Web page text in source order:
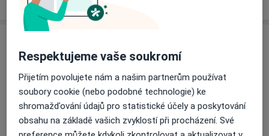
Poliklinika Kuklenská s.r.o.
Kuklenská 31, ,Brno 61500
Přiblížit mapuse otevře v nové záložce
Respektujeme vaše soukromí
Přijetím povolujete nám a našim partnerům používat
soubory cookie (nebo podobné technologie) ke
shromažďování údajů pro statistické účely a poskytování
obsahu na základě vašich zvyklostí při procházení. Své